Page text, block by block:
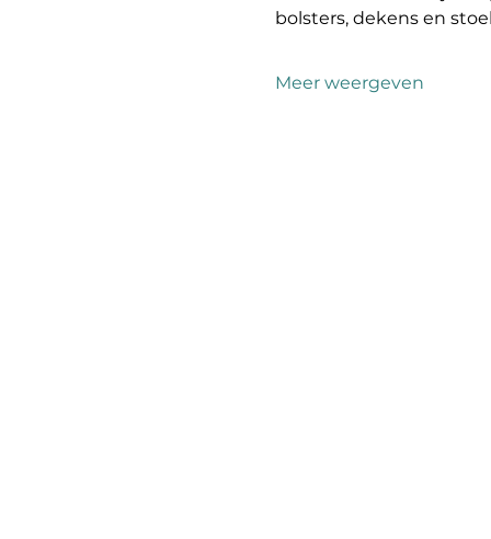
bolsters, dekens en
Meer weergeven